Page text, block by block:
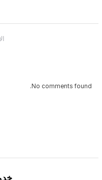
No comments found.